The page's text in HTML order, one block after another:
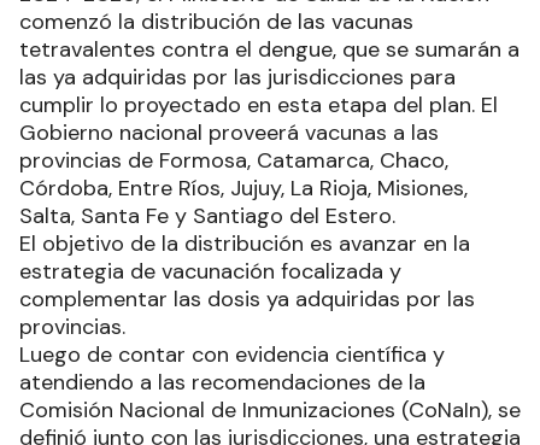
comenzó la distribución de las vacunas
tetravalentes contra el dengue, que se sumarán a
las ya adquiridas por las jurisdicciones para
cumplir lo proyectado en esta etapa del plan. El
Gobierno nacional proveerá vacunas a las
provincias de Formosa, Catamarca, Chaco,
Córdoba, Entre Ríos, Jujuy, La Rioja, Misiones,
Salta, Santa Fe y Santiago del Estero.
El objetivo de la distribución es avanzar en la
estrategia de vacunación focalizada y
complementar las dosis ya adquiridas por las
provincias.
Luego de contar con evidencia científica y
atendiendo a las recomendaciones de la
Comisión Nacional de Inmunizaciones (CoNaIn), se
definió junto con las jurisdicciones, una estrategia